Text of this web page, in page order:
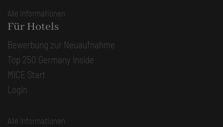
Alle Informationen
Für Hotels
Bewerbung zur Neuaufnahme
Top 250 Germany Inside
MICE Start
Login
Alle Informationen